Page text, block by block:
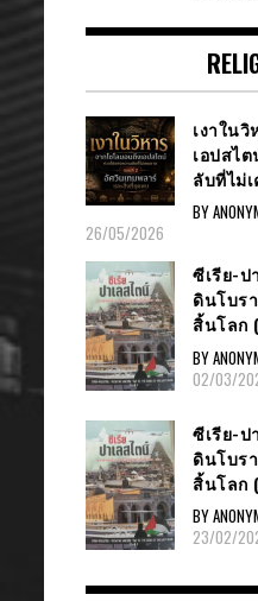
เงาใน
เอปสไ
ลับที่ไม่
BY
26/05/2026
ซีเรีย​-ป
ดินโบ
สิ้นโลก​
BY
02/03/
ซีเรีย​-ป
ดินโบ
สิ้นโลก​
BY
23/02/